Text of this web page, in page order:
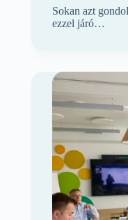
Sokan azt
ezzel járó…